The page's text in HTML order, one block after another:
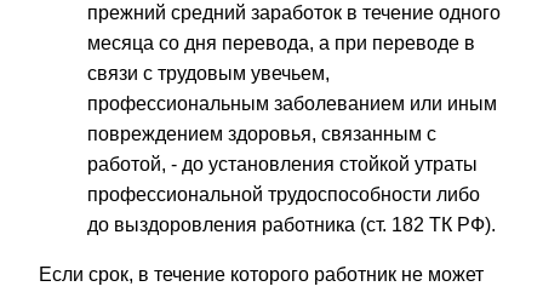
прежний средний заработок в течение одного
месяца со дня перевода, а при переводе в
связи с трудовым увечьем,
профессиональным заболеванием или иным
повреждением здоровья, связанным с
работой, - до установления стойкой утраты
профессиональной трудоспособности либо
до выздоровления работника (ст. 182 ТК РФ).
Если срок, в течение которого работник не может